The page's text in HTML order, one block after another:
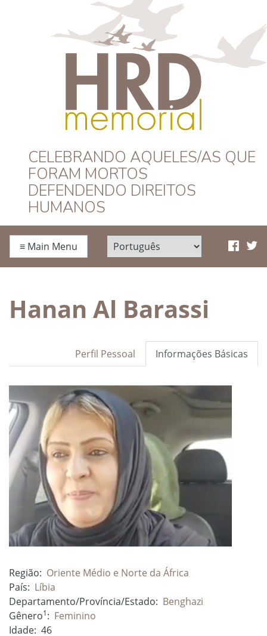
HRD Memorial –
Português
CELEBRANDO AQUELES/AS QUE
FORAM MORTOS
DEFENDENDO DIREITOS
HUMANOS
≡ Main Menu
Hanan Al Barassi
Informações Básicas
Perfil Pessoal
Região: Oriente Médio e Norte da África
País: Líbia
Departamento/Província/Estado: Benghazi
Gênero1: Feminino
Idade: 46